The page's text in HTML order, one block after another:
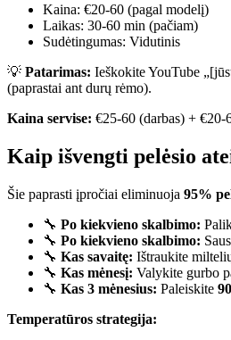
Kaina: €20-60 (pagal modelį)
Laikas: 30-60 min (pačiam)
Sudėtingumas: Vidutinis
💡 Patarimas: Ieškokite YouTube
(paprastai ant durų rėmo).
Kaina servise: €25-60 (darbas) +
Kaip išvengti pelėsio
Šie paprasti įpročiai eliminuoja 95%
🔧 Po kiekvieno skalbimo:
🔧 Po kiekvieno skalbimo:
🔧 Kas savaitę: Ištraukite
🔧 Kas mėnesį: Valykite gurbo
🔧 Kas 3 mėnesius: Paleiskite
Temperatūros strategija: